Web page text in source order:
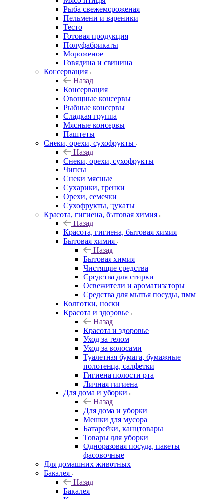
Рыба свежемороженая
Пельмени и вареники
Тесто
Готовая продукция
Полуфабрикаты
Мороженое
Говядина и свинина
Консервация
Назад
Консервация
Овощные консервы
Рыбные консервы
Сладкая группа
Мясные консервы
Паштеты
Снеки, орехи, сухофрукты
Назад
Снеки, орехи, сухофрукты
Чипсы
Снеки мясные
Сухарики, гренки
Орехи, семечки
Сухофрукты, цукаты
Красота, гигиена, бытовая химия
Назад
Красота, гигиена, бытовая химия
Бытовая химия
Назад
Бытовая химия
Чистящие средства
Средства для стирки
Освежители и ароматизаторы
Средства для мытья посуды, пмм
Колготки, носки
Красота и здоровье
Назад
Красота и здоровье
Уход за телом
Уход за волосами
Туалетная бумага, бумажные
полотенца, салфетки
Гигиена полости рта
Личная гигиена
Для дома и уборки
Назад
Для дома и уборки
Мешки для мусора
Батарейки, канцтовары
Товары для уборки
Одноразовая посуда, пакеты
фасовочные
Для домашних животных
Бакалея
Назад
Бакалея